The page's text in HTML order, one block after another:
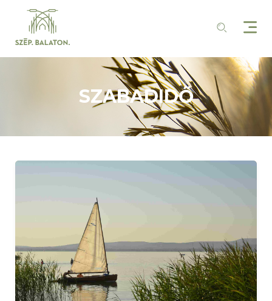
SZABADIDŐ